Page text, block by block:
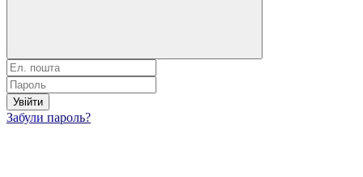
Увійти
Забули пароль?